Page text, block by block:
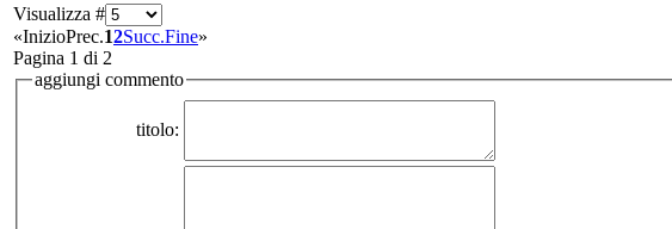
Visualizza #
«InizioPrec.12Succ.Fine»
Pagina 1 di 2
aggiungi commento
titolo: